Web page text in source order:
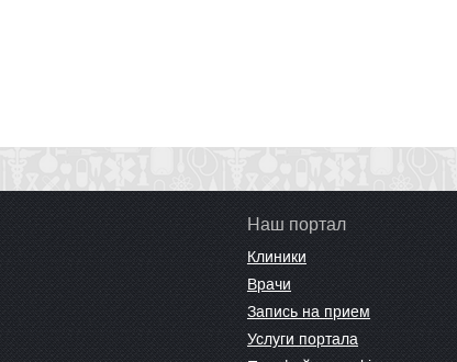
Наш портал
Клиники
Врачи
Запись на прием
Услуги портала